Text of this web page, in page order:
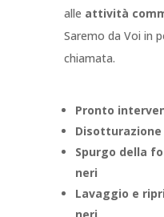
alle attività
Saremo da Voi in
chiamata.
Pronto
Spurgo della
neri
Lavaggio e